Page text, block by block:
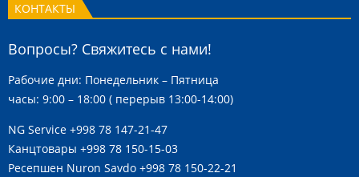
КОНТАКТЫ
Вопросы? Свяжитесь с нами!
Рабочие дни: Понедельник – Пятница
часы: 9:00 – 18:00 ( перерыв 13:00-14:00)
NG Service +998 78 147-21-47
Канцтовары +998 78 150-15-03
Ресепшен Nuron Savdo +998 78 150-22-21